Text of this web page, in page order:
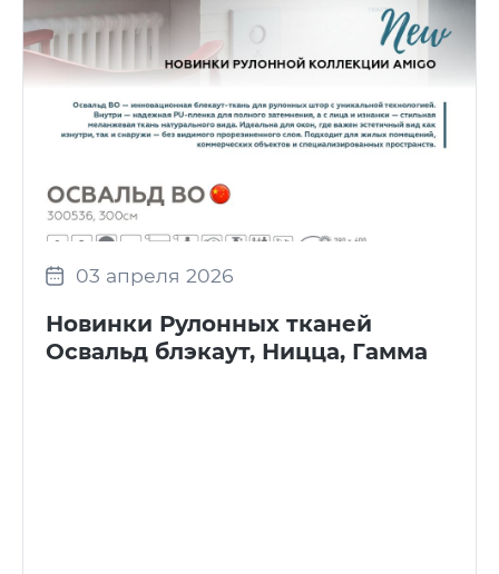
03 апреля 2026
Новинки Рулонных тканей
Освальд блэкаут, Ницца, Гамма